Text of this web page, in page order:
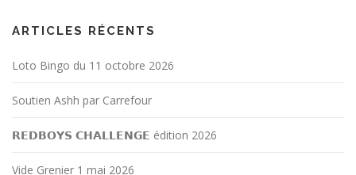
ARTICLES RÉCENTS
Loto Bingo du 11 octobre 2026
Soutien Ashh par Carrefour
𝗥𝗘𝗗𝗕𝗢𝗬𝗦 𝗖𝗛𝗔𝗟𝗟𝗘𝗡𝗚𝗘 édition 2026
Vide Grenier 1 mai 2026